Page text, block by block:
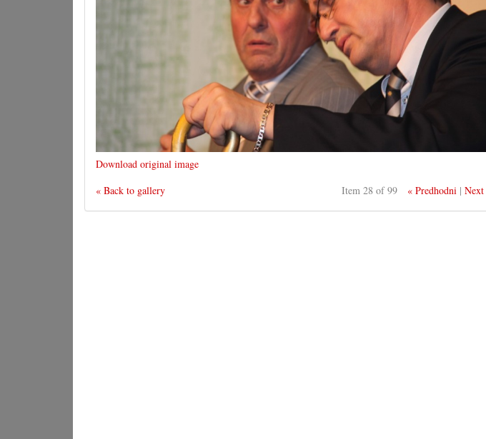
Download original image
« Back to gallery
Item 28 of 99 « Predhodni |Next